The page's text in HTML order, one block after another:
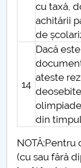
cu taxă,
achitării
de
14
Dacă
ateste
din
(cu sau fără